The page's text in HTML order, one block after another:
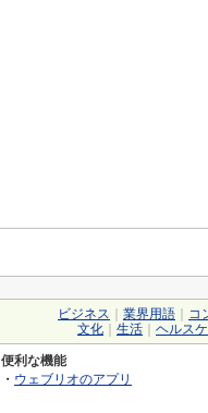
ビジネス 業界用語 コ
文化
生活 ヘルス
便利な機能
・ ウェブリオのアプリ